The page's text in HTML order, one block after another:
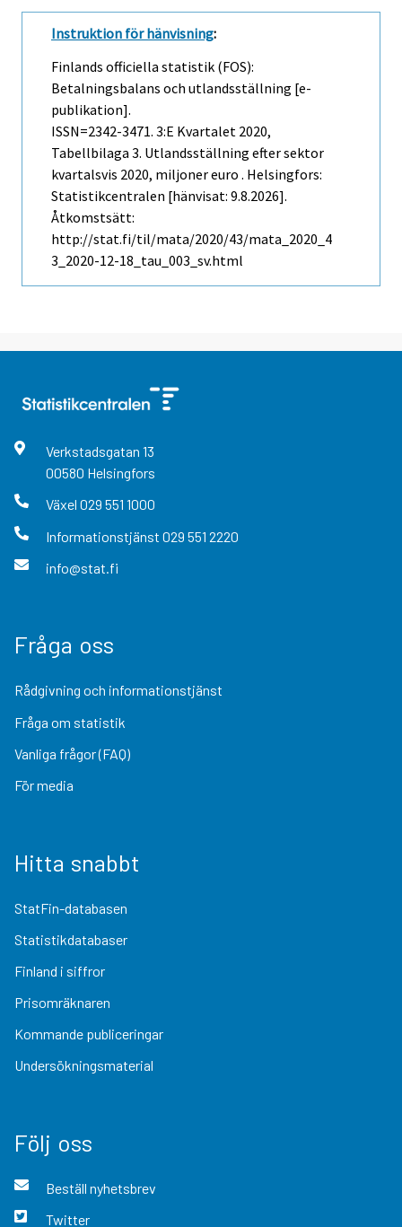
Instruktion för hänvisning:
Finlands officiella statistik (FOS):
Betalningsbalans och utlandsställning [e-
publikation].
ISSN=2342-3471. 3:e Kvartalet 2020,
Tabellbilaga 3. Utlandsställning efter sektor
kvartalsvis 2020, miljoner euro . Helsingfors:
Statistikcentralen [hänvisat: 9.8.2026].
Åtkomstsätt:
http://stat.fi/til/mata/2020/43/mata_2020_4
3_2020-12-18_tau_003_sv.html
Verkstadsgatan 13
00580 Helsingfors
Växel 029 551 1000
Informationstjänst 029 551 2220
info@stat.fi
Fråga oss
Rådgivning och informationstjänst
Fråga om statistik
Vanliga frågor (FAQ)
För media
Hitta snabbt
StatFin-databasen
Statistikdatabaser
Finland i siffror
Prisomräknaren
Kommande publiceringar
Undersökningsmaterial
Följ oss
Beställ nyhetsbrev
Twitter